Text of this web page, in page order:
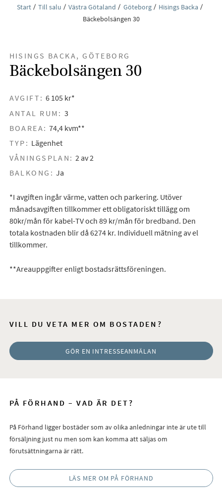
Start Till salu Västra Götaland Göteborg
Hisings Backa
Bäckebolsängen 30
HISINGS BACKA, GÖTEBORG
Bäckebolsängen 30
AVGIFT: 6 105 kr*
ANTAL RUM: 3
BOAREA: 74,4 kvm**
TYP: Lägenhet
VÅNINGSPLAN: 2 av 2
BALKONG: Ja
*I avgiften ingår värme, vatten och parkering. Utöver
månadsavgiften tillkommer ett obligatoriskt tillägg om
80kr/mån för kabel-TV och 89 kr/mån för bredband. Den
totala kostnaden blir då 6274 kr. Individuell mätning av el
tillkommer.
**Areauppgifter enligt bostadsrättsföreningen.
VILL DU VETA MER OM BOSTADEN?
GÖR EN INTRESSEANMÄLAN
PÅ FÖRHAND – VAD ÄR DET?
På Förhand ligger bostäder som av olika anledningar inte är ute till
försäljning just nu men som kan komma att säljas om
förutsättningarna är rätt.
LÄS MER OM PÅ FÖRHAND